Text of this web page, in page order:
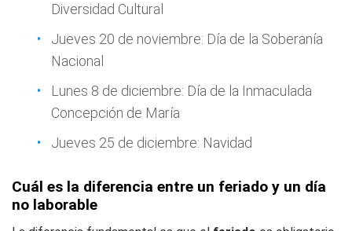
Diversidad Cultural
Jueves 20 de noviembre: Día de la Soberanía
Nacional
Lunes 8 de diciembre: Día de la Inmaculada
Concepción de María
Jueves 25 de diciembre: Navidad
Cuál es la diferencia entre un feriado y un día
no laborable